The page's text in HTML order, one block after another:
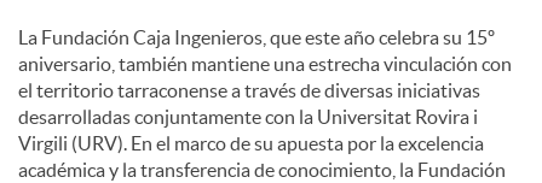
La Fundación Caja Ingenieros, que este año celebra su 15º
aniversario, también mantiene una estrecha vinculación con
el territorio tarraconense a través de diversas iniciativas
desarrolladas conjuntamente con la Universitat Rovira i
Virgili (URV). En el marco de su apuesta por la excelencia
académica y la transferencia de conocimiento, la Fundación